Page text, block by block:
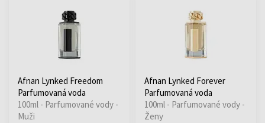
Afnan Lynked Freedom
Parfumovaná voda
100ml - Parfumované vody -
Muži
Afnan Lynked Forever
Parfumovaná voda
100ml - Parfumované vody -
Ženy